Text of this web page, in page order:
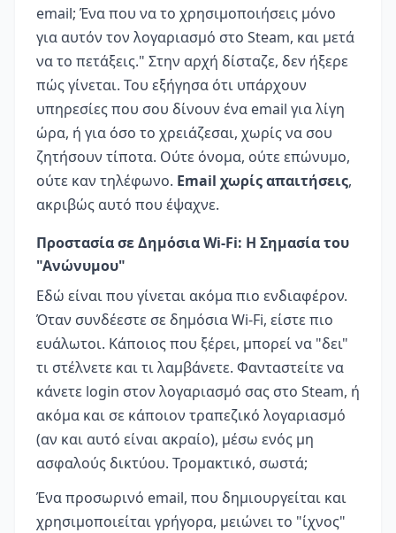
email; Ένα που να το χρησιμοποιήσεις μόνο
για αυτόν τον λογαριασμό στο Steam, και μετά
να το πετάξεις." Στην αρχή δίσταζε, δεν ήξερε
πώς γίνεται. Του εξήγησα ότι υπάρχουν
υπηρεσίες που σου δίνουν ένα email για λίγη
ώρα, ή για όσο το χρειάζεσαι, χωρίς να σου
ζητήσουν τίποτα. Ούτε όνομα, ούτε επώνυμο,
ούτε καν τηλέφωνο. Email χωρίς απαιτήσεις,
ακριβώς αυτό που έψαχνε.
Προστασία σε Δημόσια Wi-Fi: Η Σημασία του
"Ανώνυμου"
Εδώ είναι που γίνεται ακόμα πιο ενδιαφέρον.
Όταν συνδέεστε σε δημόσια Wi-Fi, είστε πιο
ευάλωτοι. Κάποιος που ξέρει, μπορεί να "δει"
τι στέλνετε και τι λαμβάνετε. Φανταστείτε να
κάνετε login στον λογαριασμό σας στο Steam, ή
ακόμα και σε κάποιον τραπεζικό λογαριασμό
(αν και αυτό είναι ακραίο), μέσω ενός μη
ασφαλούς δικτύου. Τρομακτικό, σωστά;
Ένα προσωρινό email, που δημιουργείται και
χρησιμοποιείται γρήγορα, μειώνει το "ίχνος"